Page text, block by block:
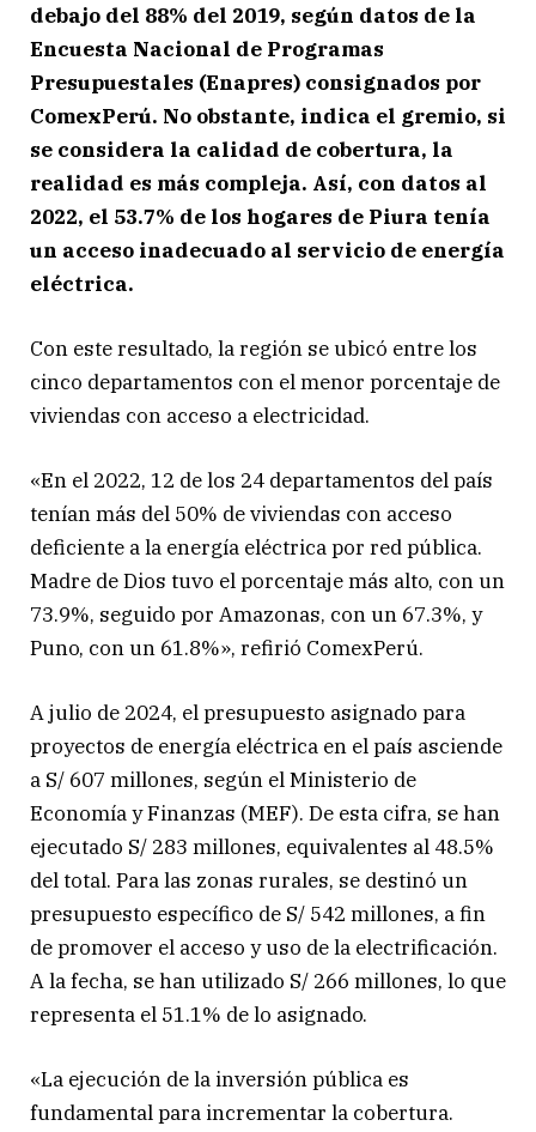
debajo del 88% del 2019, según datos de la
Encuesta Nacional de Programas
Presupuestales (Enapres) consignados por
ComexPerú. No obstante, indica el gremio, si
se considera la calidad de cobertura, la
realidad es más compleja. Así, con datos al
2022, el 53.7% de los hogares de Piura tenía
un acceso inadecuado al servicio de energía
eléctrica.
Con este resultado, la región se ubicó entre los
cinco departamentos con el menor porcentaje de
viviendas con acceso a electricidad.
«En el 2022, 12 de los 24 departamentos del país
tenían más del 50% de viviendas con acceso
deficiente a la energía eléctrica por red pública.
Madre de Dios tuvo el porcentaje más alto, con un
73.9%, seguido por Amazonas, con un 67.3%, y
Puno, con un 61.8%», refirió ComexPerú.
A julio de 2024, el presupuesto asignado para
proyectos de energía eléctrica en el país asciende
a S/ 607 millones, según el Ministerio de
Economía y Finanzas (MEF). De esta cifra, se han
ejecutado S/ 283 millones, equivalentes al 48.5%
del total. Para las zonas rurales, se destinó un
presupuesto específico de S/ 542 millones, a fin
de promover el acceso y uso de la electrificación.
A la fecha, se han utilizado S/ 266 millones, lo que
representa el 51.1% de lo asignado.
«La ejecución de la inversión pública es
fundamental para incrementar la cobertura.